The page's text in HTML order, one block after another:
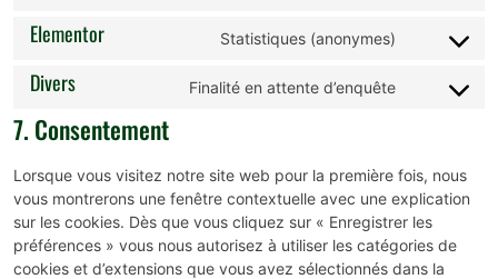
Elementor Statistiques (anonymes)
Divers Finalité en attente d’enquête
7. Consentement
Lorsque vous visitez notre site web pour la première fois, nous
vous montrerons une fenêtre contextuelle avec une explication
sur les cookies. Dès que vous cliquez sur « Enregistrer les
préférences » vous nous autorisez à utiliser les catégories de
cookies et d’extensions que vous avez sélectionnés dans la